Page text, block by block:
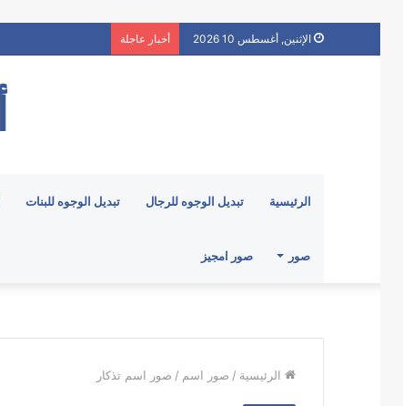
الإثنين, أغسطس 10 2026 أخبار عاجلة
الرئيسية تبديل الوجوه للرجال تبديل الوجوه للبنات
صور صور امجيز
الرئيسية / صور اسم / صور اسم تذكار